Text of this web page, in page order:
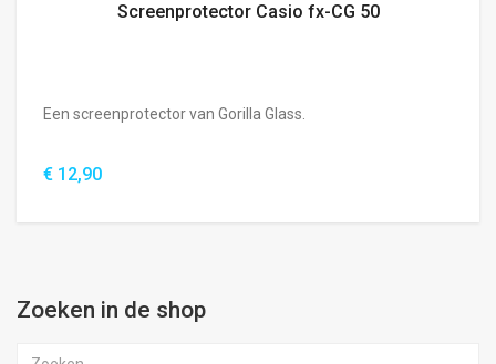
Screenprotector Casio fx-CG 50
Een screenprotector van Gorilla Glass.
€ 12,90
Zoeken in de shop